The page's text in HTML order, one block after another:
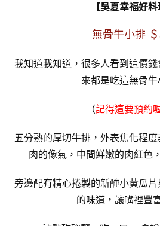
【吳夏幸福好料
無骨牛小排
我知道我知道，很多人看到這價
來都是吃這無骨牛
（記得這要預約
五分熟的厚切牛排，外表焦化程
肉的像氣，中間鮮嫩的肉紅色
旁邊配有精心捲製的新醃小黃瓜
的味道，讓嘴裡豐